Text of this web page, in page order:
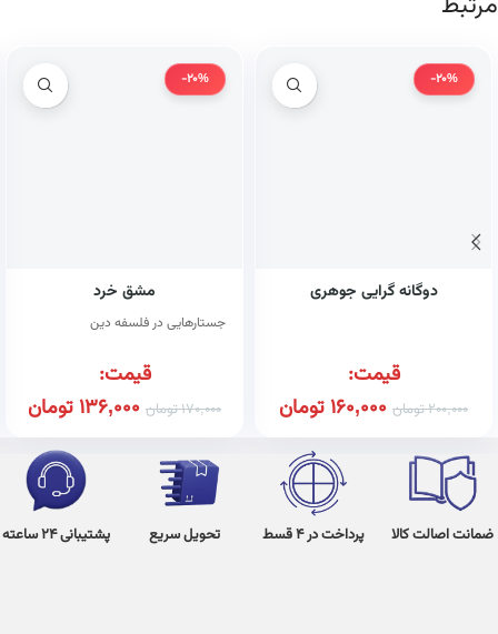
-20%
دوگانه گرایی جوهری
قیمت:
200,000تومان 160,000تومان
-20%
مشق خرد
جستارهایی در فلسفه دین
قیمت:
170,000تومان 136,000تومان
ضمانت اصالت کالا پرداخت در 4 قسط تحویل سریع پشتیبانی 24 ساعته